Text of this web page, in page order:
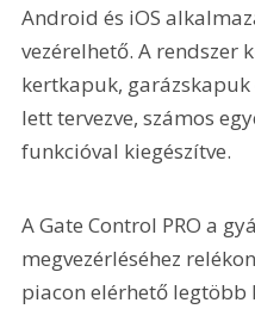
Android és iOS
vezérelhető. A rendszer
kertkapuk, garázskapuk
lett tervezve, számos
funkcióval kiegészítve.
A Gate Control PRO a
megvezérléséhez
piacon elérhető legtöbb